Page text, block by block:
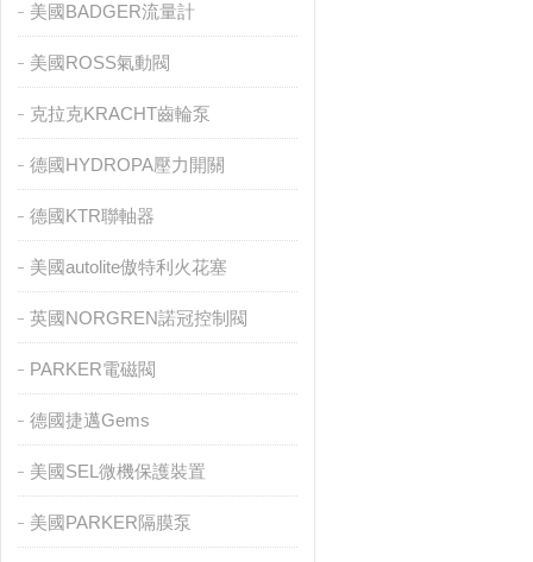
美國BADGER流量計
美國ROSS氣動閥
克拉克KRACHT齒輪泵
德國HYDROPA壓力開關
德國KTR聯軸器
美國autolite傲特利火花塞
英國NORGREN諾冠控制閥
PARKER電磁閥
德國捷邁Gems
美國SEL微機保護裝置
美國PARKER隔膜泵